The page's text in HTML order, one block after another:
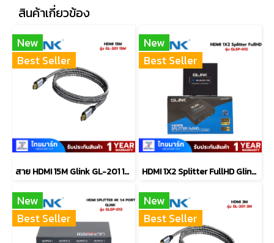
สินค้าเกี่ยวข้อง
New
Best Seller
สาย HDMI 15M Glink GL-201 15M
New
Best Seller
HDMI 1X2 Splitter FullHD Glink GLSP-012
New
Best Seller
New
Best Seller